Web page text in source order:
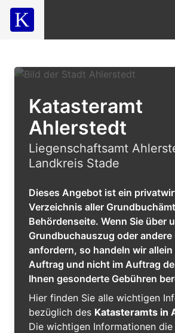
Katasteramt
Ahlerstedt
Liegenschaftsamt
Landkreis Stade
Dieses Angebot ist ein
Verzeichnis aller
Behördenseite. Wenn Sie über
Grundbuchauszug oder andere
anfordern, so handeln wir allein
Auftrag und nicht im Auftrag
Ihnen gesonderte Gebühren
Hier finden Sie alle wichtigen
bezüglich des Katasteramts in
Die wichtigen Informationen